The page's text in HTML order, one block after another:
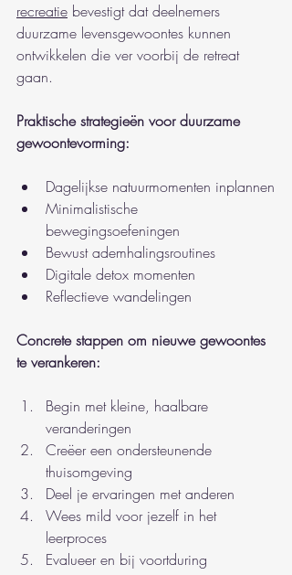
recreatie bevestigt dat deelnemers
duurzame levensgewoontes kunnen
ontwikkelen die ver voorbij de retreat
gaan.
Praktische strategieën voor duurzame
gewoontevorming:
Dagelijkse natuurmomenten inplannen
Minimalistische
bewegingsoefeningen
Bewust ademhalingsroutines
Digitale detox momenten
Reflectieve wandelingen
Concrete stappen om nieuwe gewoontes
te verankeren:
Begin met kleine, haalbare
veranderingen
Creëer een ondersteunende
thuisomgeving
Deel je ervaringen met anderen
Wees mild voor jezelf in het
leerproces
Evalueer en bij voortduring